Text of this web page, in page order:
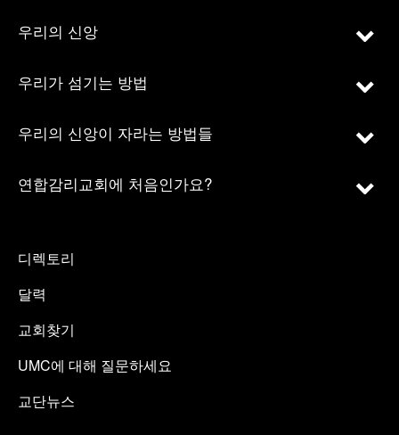
우리의 신앙
우리가 섬기는 방법
우리의 신앙이 자라는 방법들
연합감리교회에 처음인가요?
디렉토리
달력
교회찾기
UMC에 대해 질문하세요
교단뉴스